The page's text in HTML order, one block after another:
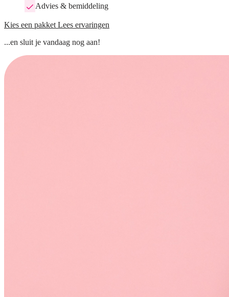
Advies & bemiddeling
Kies een pakket Lees ervaringen
...en sluit je vandaag nog aan!